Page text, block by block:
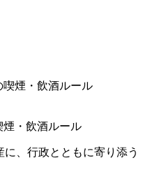
煙・飲酒ルール